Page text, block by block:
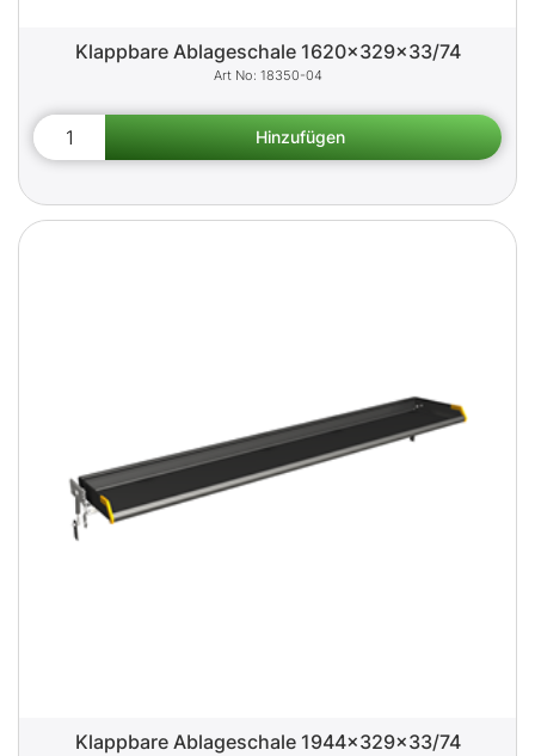
Klappbare Ablageschale 1620x329x33/74
18350-04
Klappbare Ablageschale 1944x329x33/74